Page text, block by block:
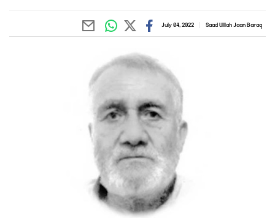
Saad Ulllah Jaan Baraq
July 04, 2022